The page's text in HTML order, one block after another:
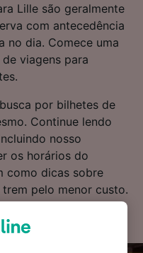
Lille são geralmente
com antecedência
no dia. Comece uma
viagens para
por bilhetes de
Continue lendo
nosso
os horários do
como dicas sobre
pelo menor custo.